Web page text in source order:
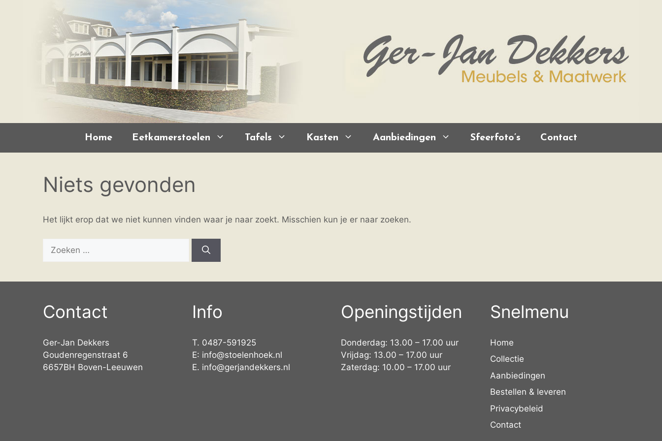
Home Eetkamerstoelen Tafels Kasten Aanbiedingen Sfeerfoto’s Contact
Niets gevonden
Het lijkt erop dat we niet kunnen vinden waar je naar zoekt. Misschien kun je er naar zoeken.
naar:
Contact
Ger-Jan Dekkers
Goudenregenstraat 6
6657BH Boven-Leeuwen
Info
T. 0487-591925
E: info@stoelenhoek.nl
E. info@gerjandekkers.nl
Openingstijden
Donderdag: 13.00 – 17.00 uur
Vrijdag: 13.00 – 17.00 uur
Zaterdag: 10.00 – 17.00 uur
Snelmenu
Home
Collectie
Aanbiedingen
Bestellen & leveren
Privacybeleid
Contact